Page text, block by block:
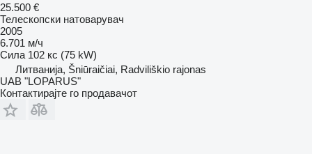
25.500 €
Телескопски натоварувач
2005
6.701 м/ч
Сила 102 кс (75 kW)
Литванија, Šniūraičiai, Radviliškio rajonas
UAB "LOPARUS"
Контактирајте го продавачот